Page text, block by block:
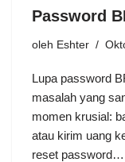
Password
oleh Eshter
Lupa password
masalah yang
momen krusial:
atau kirim uang
reset password…